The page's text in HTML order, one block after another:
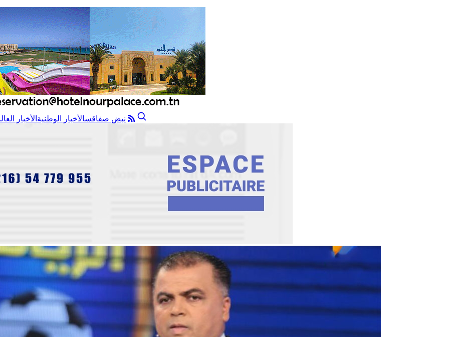
نبض صفاقسالأخبار الوطنية الأخبار